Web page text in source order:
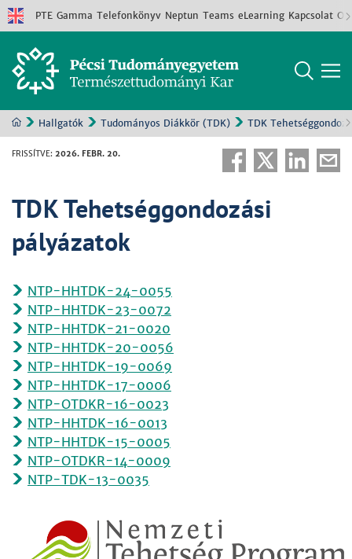
PTE Gamma Telefonkönyv Neptun Teams eLearning Kapcsolat
Hallgatók Tudományos Diákkör (TDK) TDK
FRISSÍTVE: 2026. FEBR. 20.
TDK Tehetséggondozási
pályázatok
NTP-HHTDK-24-0055
NTP-HHTDK-23-0072
NTP-HHTDK-21-0020
NTP-HHTDK-20-0056
NTP-HHTDK-19-0069
NTP-HHTDK-17-0006
NTP-OTDKR-16-0023
NTP-HHTDK-16-0013
NTP-HHTDK-15-0005
NTP-OTDKR-14-0009
NTP-TDK-13-0035